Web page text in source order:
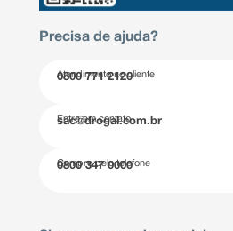
Precisa de ajuda?
Atendimento ao cliente
0800 771 2120
Entre em contato
sac@drogal.com.br
Compre pelo telefone
0800 347 0000